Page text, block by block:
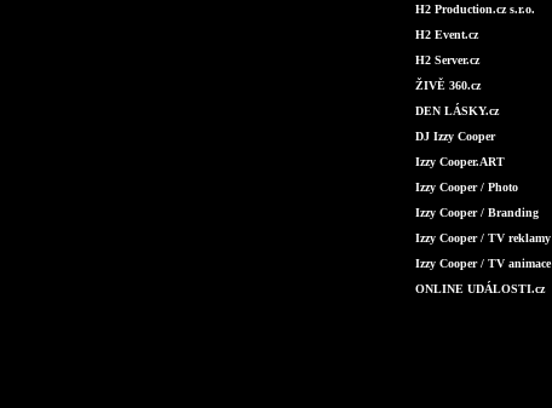
H2 Production.cz s.r.o.
H2 Event.cz
H2 Server.cz
ŽIVĚ 360.cz
DEN LÁSKY.cz
DJ Izzy Cooper
Izzy Cooper.ART
Izzy Cooper / Photo
Izzy Cooper / Branding
Izzy Cooper / TV reklamy
Izzy Cooper / TV animace
ONLINE UDÁLOSTI.cz